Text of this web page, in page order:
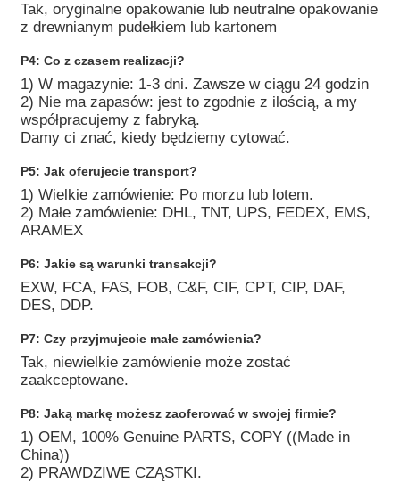
Tak, oryginalne opakowanie lub neutralne opakowanie
z drewnianym pudełkiem lub kartonem
P4: Co z czasem realizacji?
1) W magazynie: 1-3 dni. Zawsze w ciągu 24 godzin
2) Nie ma zapasów: jest to zgodnie z ilością, a my
współpracujemy z fabryką.
Damy ci znać, kiedy będziemy cytować.
P5: Jak oferujecie transport?
1) Wielkie zamówienie: Po morzu lub lotem.
2) Małe zamówienie: DHL, TNT, UPS, FEDEX, EMS,
ARAMEX
P6: Jakie są warunki transakcji?
EXW, FCA, FAS, FOB, C&F, CIF, CPT, CIP, DAF,
DES, DDP.
P7: Czy przyjmujecie małe zamówienia?
Tak, niewielkie zamówienie może zostać
zaakceptowane.
P8: Jaką markę możesz zaoferować w swojej firmie?
1) OEM, 100% Genuine PARTS, COPY ((Made in
China))
2) PRAWDZIWE CZĄSTKI.